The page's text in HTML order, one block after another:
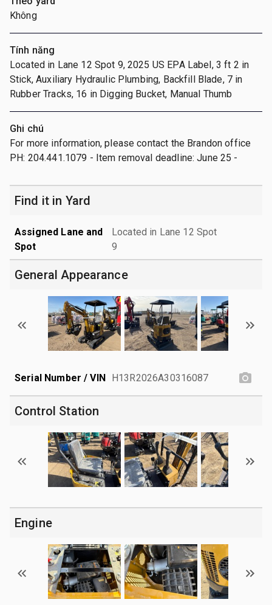
Không
Tính năng
Located in Lane 12 Spot 9, 2025 US EPA Label, 3 ft 2 in
Stick, Auxiliary Hydraulic Plumbing, Backfill Blade, 7 in
Rubber Tracks, 16 in Digging Bucket, Manual Thumb
Ghi chú
For more information, please contact the Brandon office
PH: 204.441.1079 - Item removal deadline: June 25 -
Find it in Yard
Assigned Lane and
Spot
Located in Lane 12 Spot
9
General Appearance
Serial Number / VIN H13R2026A30316087
Control Station
Engine